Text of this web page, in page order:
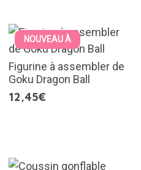
NOUVEAU À
Figurine à assembler de
Goku Dragon Ball
12,45€